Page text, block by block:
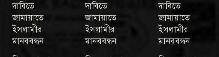
দাবিতে
জামায়াতে
ইসলামীর
মানববন্ধন
দাবিতে
জামায়াতে
ইসলামীর
মানববন্ধন
দাবিতে
জামায়াতে
ইসলামীর
মানববন্ধন